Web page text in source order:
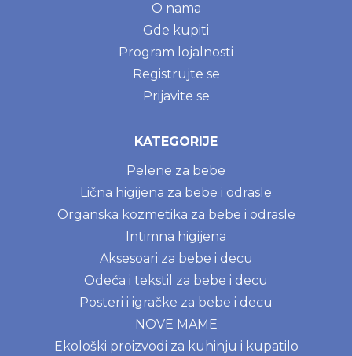
O nama
Gde kupiti
Program lojalnosti
Registrujte se
Prijavite se
KATEGORIJE
Pelene za bebe
Lična higijena za bebe i odrasle
Organska kozmetika za bebe i odrasle
Intimna higijena
Aksesoari za bebe i decu
Odeća i tekstil za bebe i decu
Posteri i igračke za bebe i decu
NOVE MAME
Ekološki proizvodi za kuhinju i kupatilo